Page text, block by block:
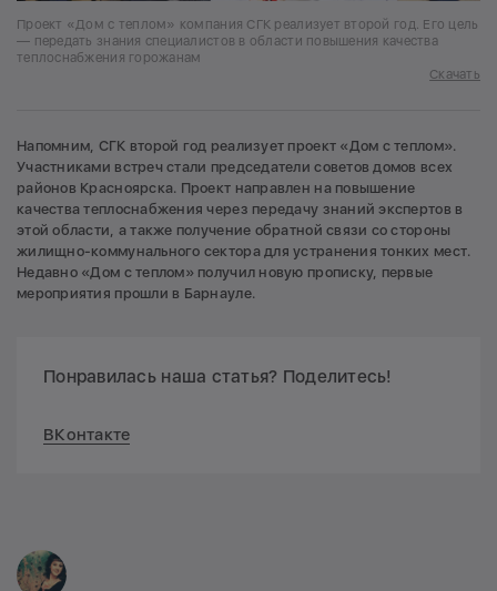
Проект «Дом с теплом» компания СГК реализует второй год. Его цель
— передать знания специалистов в области повышения качества
теплоснабжения горожанам
Скачать
Напомним, СГК второй год реализует проект «Дом с теплом».
Участниками встреч стали председатели советов домов всех
районов Красноярска. Проект направлен на повышение
качества теплоснабжения через передачу знаний экспертов в
этой области, а также получение обратной связи со стороны
жилищно-коммунального сектора для устранения тонких мест.
Недавно «Дом с теплом» получил новую прописку, первые
мероприятия прошли в Барнауле.
Понравилась наша статья? Поделитесь!
ВКонтакте